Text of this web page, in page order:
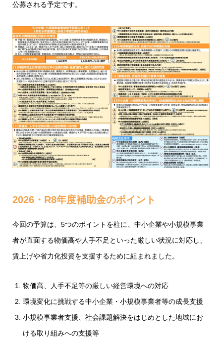
公募される予定です。
2026・R8年度補助金のポイント
今回の予算は、5つのポイントを柱に、中小企業や小規模事業
者が直面する物価高や人手不足といった厳しい状況に対応し、
賃上げや省力化投資を支援するために組まれました。
物価高、人手不足等の厳しい経営環境への対応
環境変化に挑戦する中小企業・小規模事業者等の成長支援
小規模事業者支援、社会課題解決をはじめとした地域にお
ける取り組みへの支援等